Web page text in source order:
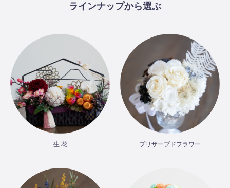
ラインナップから選ぶ
生 花 プリザーブドフラワー